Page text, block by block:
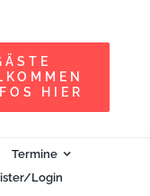
HIER
Termine
Login